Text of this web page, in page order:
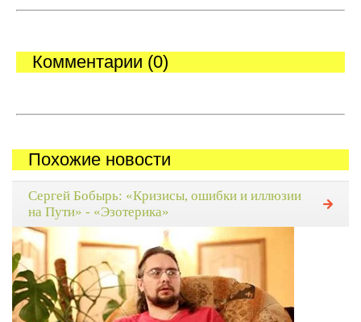
Комментарии (0)
Похожие новости
Сергей Бобырь: «Кризисы, ошибки и иллюзии
на Пути» - «Эзотерика»